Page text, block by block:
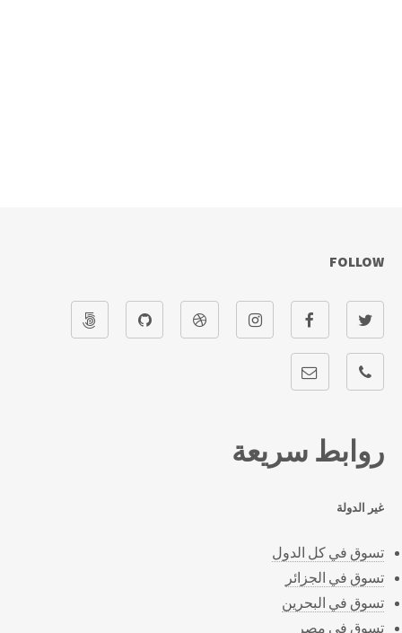
روابط سريعة
غير الدولة
تسوق في كل الدول
تسوق في الجزائر
تسوق في البحرين
تسوق في مصر
FOLLOW